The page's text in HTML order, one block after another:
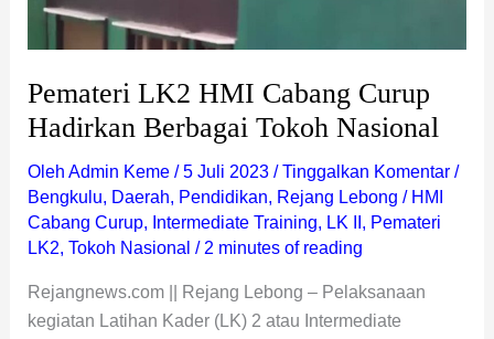
Pemateri LK2 HMI Cabang Curup
Hadirkan Berbagai Tokoh Nasional
Oleh Admin Keme /5 Juli 2023 /Tinggalkan Komentar /
Bengkulu, Daerah, Pendidikan, Rejang Lebong / HMI
Cabang Curup, Intermediate Training, LK II , Pemateri
LK2, Tokoh Nasional / 2 minutes of reading
Rejangnews.com || Rejang Lebong – Pelaksanaan
kegiatan Latihan Kader (LK) 2 atau Intermediate